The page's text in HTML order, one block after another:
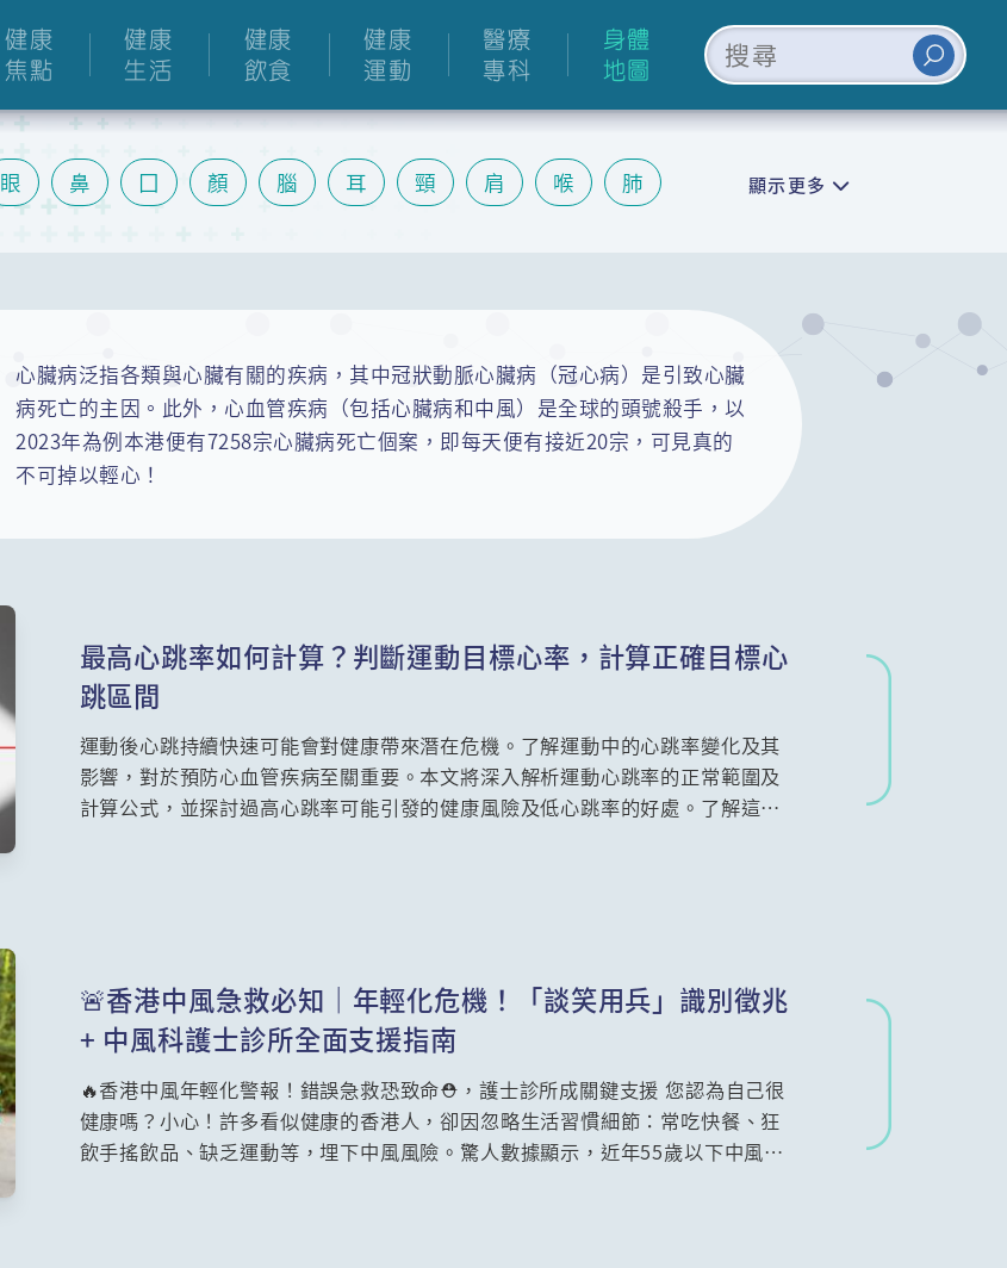
健康
焦點
健康
生活
健康
飲食
健康
運動
醫療
專科
身體
地圖
眼 鼻 囗 顏 腦 耳 頸 肩 喉 肺 顯示更多
心臟病泛指各類與心臟有關的疾病，其中冠狀動脈心臟病（冠心病）是引致心臟
病死亡的主因。此外，心血管疾病（包括心臟病和中風）是全球的頭號殺手，以
2023年為例本港便有7258宗心臟病死亡個案，即每天便有接近20宗，可見真的
不可掉以輕心！
最高心跳率如何計算？判斷運動目標心率，計算正確目標心
跳區間
運動後心跳持續快速可能會對健康帶來潛在危機。了解運動中的心跳率變化及其
影響，對於預防心血管疾病至關重要。本文將深入解析運動心跳率的正常範圍及
計算公式，並探討過高心跳率可能引發的健康風險及低心跳率的好處。了解這些
🚨香港中風急救必知｜年輕化危機！「談笑用兵」識別徵兆
+ 中風科護士診所全面支援指南
🔥香港中風年輕化警報！錯誤急救恐致命⛑️，護士診所成關鍵支援 您認為自己很
健康嗎？小心！許多看似健康的香港人，卻因忽略生活習慣細節：常吃快餐、狂
飲手搖飲品、缺乏運動等，埋下中風風險。驚人數據顯示，近年55歲以下中風人